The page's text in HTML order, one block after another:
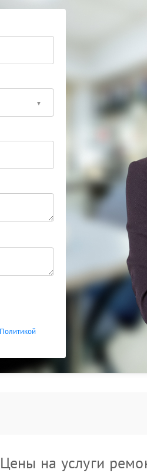
в сервис Ippon. Там определят
причину и вернут
ИБП защитит технику и избавит
Политикой
Цены на услуги